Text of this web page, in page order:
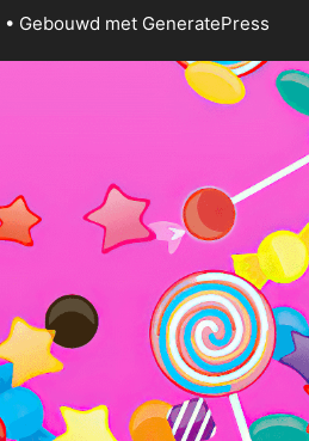
• Gebouwd met GeneratePress